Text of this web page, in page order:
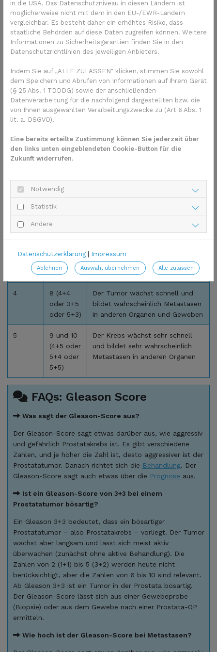
Was ist die ISUP-Gruppe?
Bei Prostatakrebs spielt auch die Einteilung der
Internationalen Gesellschaft für Urologische Pathologie
Gruppen ein. Eine niedrige ISUP-Gruppe bedeutet, dass der
Tumor wenig aggressiv ist. Je höher die ISUP Gruppe ist,
desto aggressiver ist auch der Prostatakrebs. Die folgende
Tabelle zeigt, wie die ISUP-Gruppe mit dem Gleason-Score
zusammenhängt:
ISUP-
Gruppe
Gleason-
Score
Beschreibung
wahrscheinlich auf die Prostata
beschränkt
7b (4+3)
Der Krebs wächst mäßig, oft ist
der Tumor nicht mehr auf die
Prostata beschränkt
4
8 (4+4
oder 3+5
oder 5+3)
Der Tumor wächst schnell und
bildet wahrscheinlich Metastasen
in anderen Organen und Geweben
5
9 und 10
(4+5 oder
5+4 oder
5+5)
Der Krebs wächst sehr schnell
und bildet sehr wahrscheinlich
Metastasen in anderen Organen
FAQs: Gleason Score
Was sagt der Gleason-Score aus?
Der Gleason-Score sagt etwas darüber aus, wie aggressiv
und gefährlich Prostatakrebs ist. Es gibt verschiedene
Zahlen, und je höher die Zahl ist, desto aggressiver ist der
Prostatatumor. Danach richtet sich die Behandlung. Der
Gleason-Score sagt auch etwas über die Prognose aus.
Ist ein Gleason-Score von 3+3 bei einem
Prostatatumor bösartig?
Ein Gleason 3+3 bedeutet, dass ein bösartiger
Prostatatumor – also Prostatakrebs – vorliegt. Der Tumor
wächst aber langsam und lässt sich meist aktiv
überwachen (zunächst ohne aktive Behandlung). Die
Zahlen von 2 (1+1) bis 5 (3+2) werden heute nicht
berücksichtigt, aber die Zahlen von 6 bis 10 sind relevant.
Ab Gleason 3+3 ist ein Tumor in der Prostata bösartig.
Der Gleason-Score lässt sich aus einer Gewebeprobe
(Biopsie) oder aus dem Gewebe nach einer Prostata-OP
ermitteln.
Wie hoch ist der Gleason-Score bei Metastasen?
in die USA. Das Datenschutzniveau in diesen Ländern ist
möglicherweise nicht mit dem in den EU-/EWR-Ländern
vergleichbar. Es besteht daher ein erhöhtes Risiko, dass
staatliche Behörden auf diese Daten zugreifen können. Weitere
Informationen zu Sicherheitsgarantien finden Sie in den
Datenschutzrichtlinien des jeweiligen Anbieters.
Indem Sie auf „ALLE ZULASSEN" klicken, stimmen Sie sowohl
dem Speichern und Abrufen von Informationen auf Ihrem Gerät
(§ 25 Abs. 1 TDDDG) sowie der anschließenden
Datenverarbeitung für die nachfolgend dargestellten bzw. die
von Ihnen ausgewählten Verarbeitungszwecke zu (Art 6 Abs. 1
lit. a. DSGVO).
Eine bereits erteilte Zustimmung können Sie jederzeit über
den links unten eingeblendeten Cookie-Button für die
Zukunft widerrufen.
Notwendig
Statistik
Andere
Datenschutzerklärung Impressum
Ablehnen Auswahl übernehmen Alle zulassen